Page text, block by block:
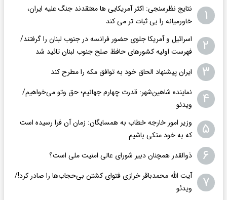
۱
نتایج نظرسنجی: اکثر آمریکایی ها معتقدند جنگ علیه ایران،
خاورمیانه را بی ثبات تر می کند
۲
اسرائیل و آمریکا جلوی حضور فرانسه در جنوب لبنان را گرفتند/
فهرست اولیه کشورهای حافظ صلح جنوب لبنان تائید شد
۳ ایران پیشنهاد الحاق خود به توافق مکه را مطرح کند
۴
نماینده شاهین‌شهر: قدرت چهارم جهانیم؛ حق وتو می‌خواهیم/
ویدئو
۵
وزیر امور خارجه خطاب به همسایگان: زمان آن فرا رسیده است
که به خود متکی باشیم
۶ ذوالقدر همچنان دبیر شورای ‌عالی امنیت ملی است؟
۷
آیت الله محمدباقر خرازی فتوای کشتن بی‌حجاب‌ها را صادر کرد!/
ویدئو